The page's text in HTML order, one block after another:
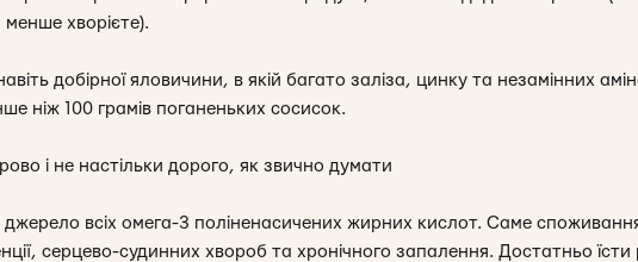
менше хворієте).
добірної яловичини, в якій багато заліза, цинку та незамінних
ніж 100 грамів поганеньких сосисок.
і не настільки дорого, як звично думати
джерело всіх омега-3 поліненасичених жирних кислот. Саме
серцево-судинних хвороб та хронічного запалення. Достатньо